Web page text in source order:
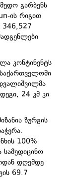
გარბენს
ის რიგით
346,527
კონტინენტს
24 კმ კი
ზურგის
100%
დღემდე
69.7